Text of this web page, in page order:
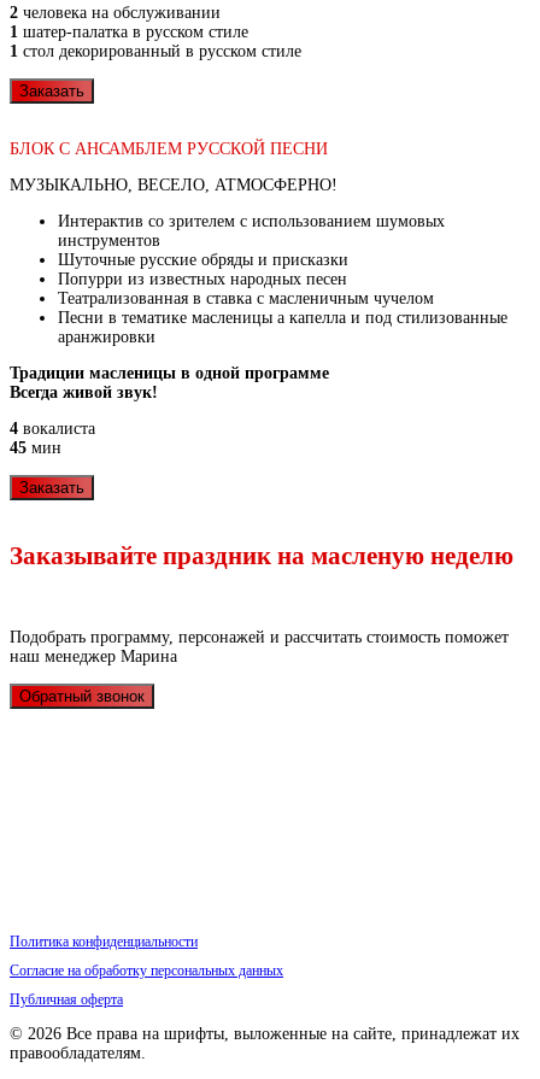
2 человека на обслуживании
1 шатер-палатка в русском стиле
1 стол декорированный в русском стиле
Заказать
БЛОК С АНСАМБЛЕМ РУССКОЙ ПЕСНИ
МУЗЫКАЛЬНО, ВЕСЕЛО, АТМОСФЕРНО!
Интерактив со зрителем с использованием шумовых
инструментов
Шуточные русские обряды и присказки
Попурри из известных народных песен
Театрализованная в ставка с масленичным чучелом
Песни в тематике масленицы а капелла и под стилизованные
аранжировки
Традиции масленицы в одной программе
Всегда живой звук!
4 вокалиста
45 мин
Заказать
Заказывайте праздник на масленую неделю
Подобрать программу, персонажей и рассчитать стоимость поможет
наш менеджер Марина
Обратный звонок
Политика конфиденциальности
Согласие на обработку персональных данных
Публичная оферта
© 2026 Все права на шрифты, выложенные на сайте, принадлежат их
правообладателям.